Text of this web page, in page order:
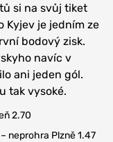
si na svůj tiket
Kyjev je jedním ze
bodový zisk.
navíc v
ani jeden gól.
tak vysoké.
2.70
neprohra Plzně 1.47